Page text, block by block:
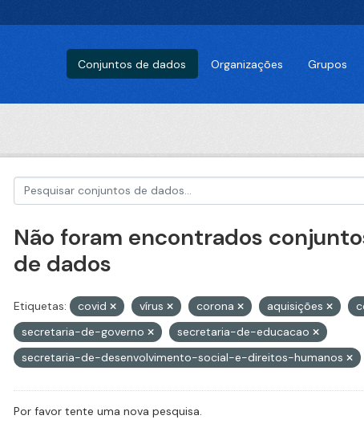
Conjuntos de dados Organizações Grupos
Não foram encontrados
de dados
Etiquetas: covid vírus corona aquisições
secretaria-de-governo
secretaria-de-educacao
secretaria-de-desenvolvimento-social-e-direitos-humanos
Por favor tente uma nova pesquisa.